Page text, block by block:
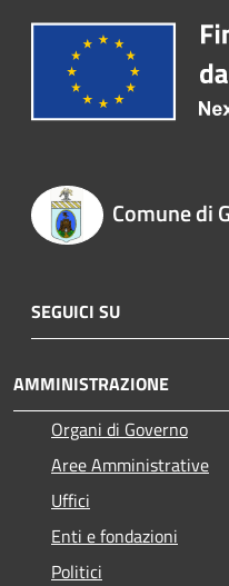
Comune di
SEGUICI SU
AMMINISTRAZIONE
Organi di Governo
Aree Amministrative
Uffici
Enti e fondazioni
Politici